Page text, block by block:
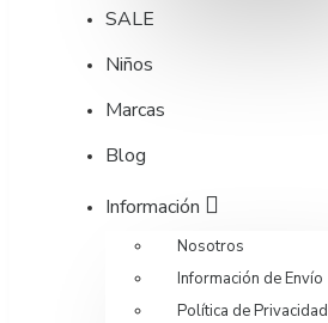
SALE
Niños
Marcas
Blog
Información
Nosotros
Información de Envío
Política de Privacidad